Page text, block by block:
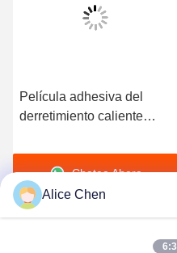
Película adhesiva del
derretimiento caliente
del poliuretano 3412
Chatea Ahora
Alice Chen